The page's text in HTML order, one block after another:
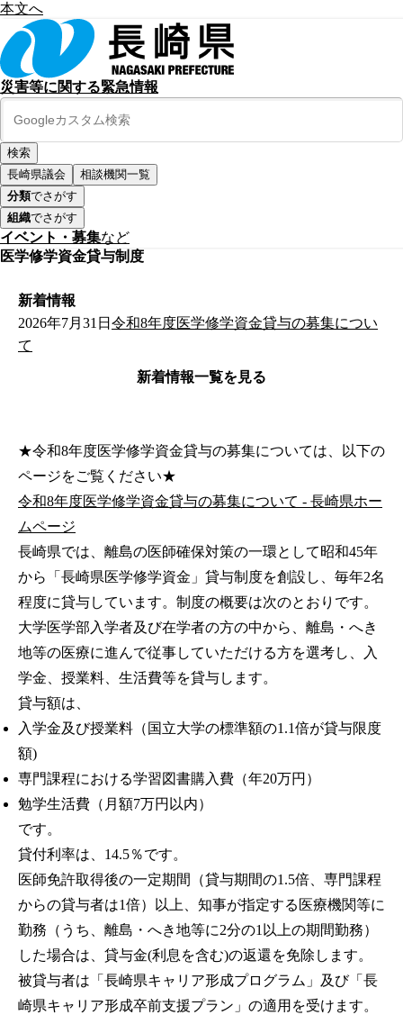
本文へ
災害等に関する緊急情報
長崎県議会
相談機関一覧
分類でさがす
組織でさがす
イベント・募集など
医学修学資金貸与制度
新着情報
2026年7月31日 令和8年度医学修学資金貸与の募集につい
て
新着情報一覧を見る
★令和8年度医学修学資金貸与の募集については、以下の
ページをご覧ください★
令和8年度医学修学資金貸与の募集について - 長崎県ホー
ムページ
長崎県では、離島の医師確保対策の一環として昭和45年
から「長崎県医学修学資金」貸与制度を創設し、毎年2名
程度に貸与しています。制度の概要は次のとおりです。
大学医学部入学者及び在学者の方の中から、離島・へき
地等の医療に進んで従事していただける方を選考し、入
学金、授業料、生活費等を貸与します。
貸与額は、
入学金及び授業料（国立大学の標準額の1.1倍が貸与限度
額)
専門課程における学習図書購入費（年20万円）
勉学生活費（月額7万円以内）
です。
貸付利率は、14.5％です。
医師免許取得後の一定期間（貸与期間の1.5倍、専門課程
からの貸与者は1倍）以上、知事が指定する医療機関等に
勤務（うち、離島・へき地等に2分の1以上の期間勤務）
した場合は、貸与金(利息を含む)の返還を免除します。
被貸与者は「長崎県キャリア形成プログラム」及び「長
崎県キャリア形成卒前支援プラン」の適用を受けます。